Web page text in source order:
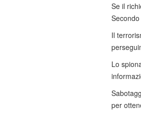
Se il
Il
Lo
per